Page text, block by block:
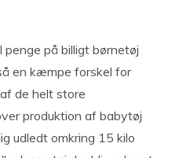
på billigt børnetøj
en kæmpe forskel for
de helt store
produktion af babytøj
udledt omkring 15 kilo